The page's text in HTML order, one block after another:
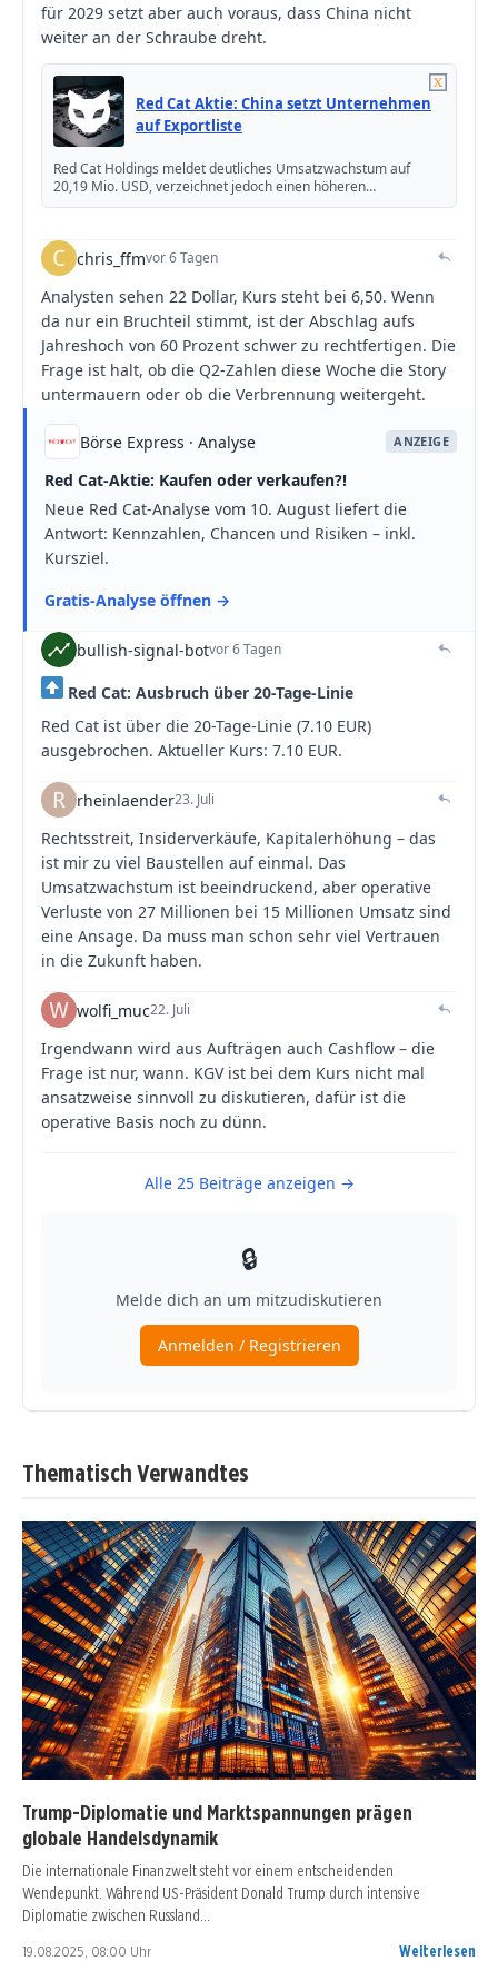
Thematisch Verwandtes
Trump-Diplomatie und Marktspannungen prägen
globale Handelsdynamik
Die internationale Finanzwelt steht vor einem entscheidenden
Wendepunkt. Während US-Präsident Donald Trump durch intensive
Diplomatie zwischen Russland…
19.08.2025, 08:00 Uhr Weiterlesen